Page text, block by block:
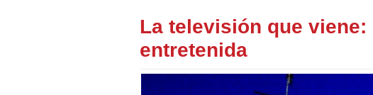
La televisión que
entretenida